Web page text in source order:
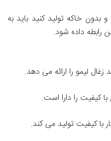
بدون خاکه تولید کنید باید به
رابطه داده شود.
لیمو را ارائه می دهد.
کیفیت را دارا است.
با کیفیت تولید می کند.